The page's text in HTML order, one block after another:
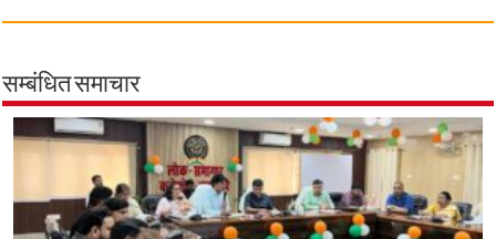
c
b
o
o
k
a
s
A
p
p
i
t
e
r
l
r
a
m
a
p
i
n
k
a
सम्बंधित समाचार